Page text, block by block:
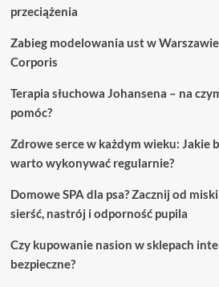
przeciążenia
Zabieg modelowania ust w
Corporis
Terapia słuchowa Johansena – na
pomóc?
Zdrowe serce w każdym wieku: Jakie
warto wykonywać regularnie?
Domowe SPA dla psa? Zacznij od
sierść, nastrój i odporność pupila
Czy kupowanie nasion w sklepach
bezpieczne?